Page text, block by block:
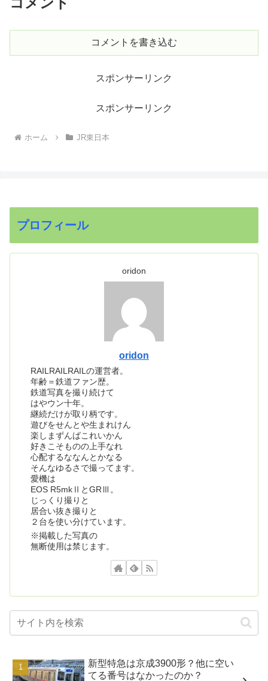
コメントを書き込む
スポンサーリンク
スポンサーリンク
ホーム JR東日本
プロフィール
oridon
oridon
RAILRAILRAILの運営者。
年齢＝鉄道ファン歴。
鉄道写真を撮り続けて
はやウン十年。
継続だけが取り柄です。
遊びをせんとや生まれけん
楽しまずんばこれいかん
好きこそものの上手なれ
心配するななんとかなる
そんなゆるさで撮ってます。
愛機は
EOS R5mkⅡとGRⅢ。
じっくり撮りと
居合い抜き撮りと
２台を使い分けています。
※掲載した写真の
無断使用は禁じます。
新型特急は京成3900形？他に空い
てる番号はなかったのか？